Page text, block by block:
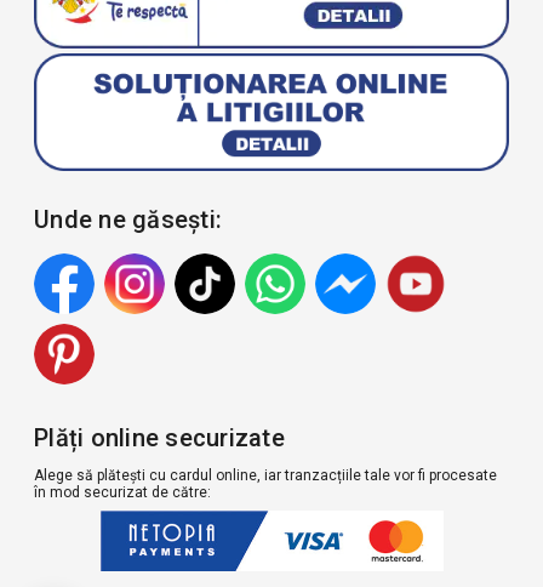
Unde ne găsești:
Plăți online securizate
Alege să plătești cu cardul online, iar tranzacțiile tale vor fi procesate
în mod securizat de către: